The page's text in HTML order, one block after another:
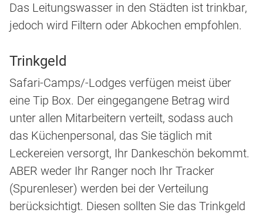
Das Leitungswasser in den Städten ist trinkbar,
jedoch wird Filtern oder Abkochen empfohlen.
Trinkgeld
Safari-Camps/-Lodges verfügen meist über
eine Tip Box. Der eingegangene Betrag wird
unter allen Mitarbeitern verteilt, sodass auch
das Küchenpersonal, das Sie täglich mit
Leckereien versorgt, Ihr Dankeschön bekommt.
ABER weder Ihr Ranger noch Ihr Tracker
(Spurenleser) werden bei der Verteilung
berücksichtigt. Diesen sollten Sie das Trinkgeld